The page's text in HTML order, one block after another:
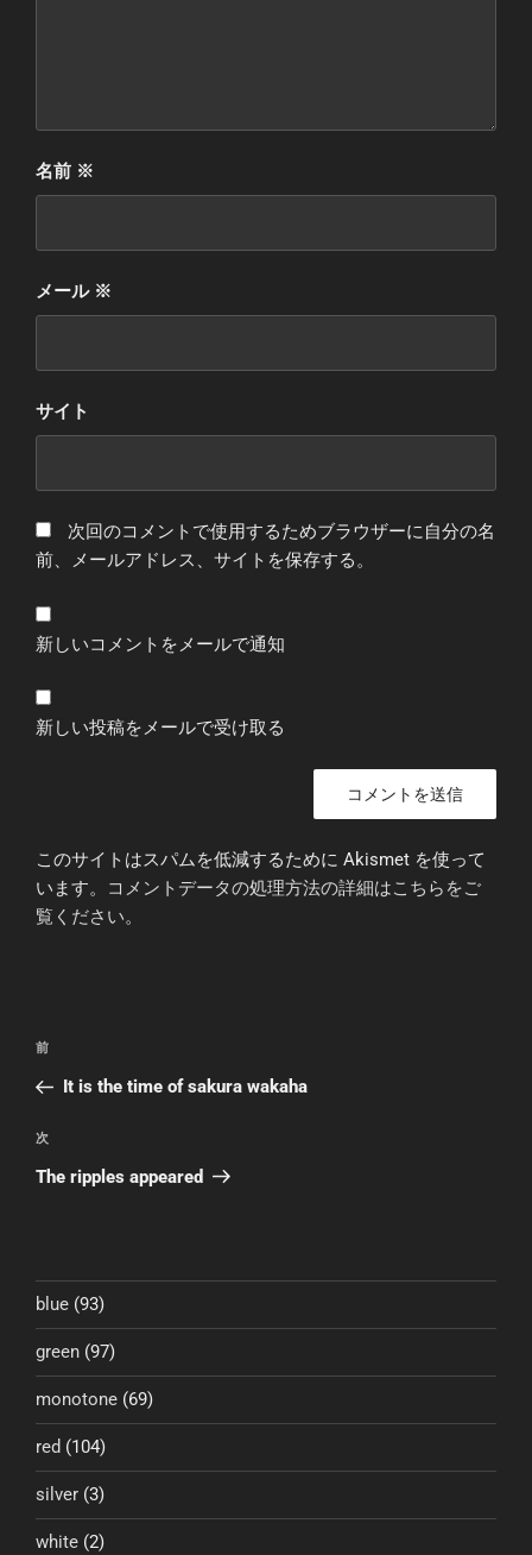
名前 ※
メール ※
サイト
次回のコメントで使用するためブラウザーに自分の名
前、メールアドレス、サイトを保存する。
新しいコメントをメールで通知
新しい投稿をメールで受け取る
このサイトはスパムを低減するために Akismet を使って
います。
コメントデータの処理方法の詳細はこちらをご
覧ください。
前
It is the time of sakura wakaha
次
The ripples appeared
blue (93)
green (97)
monotone (69)
red (104)
silver (3)
white (2)